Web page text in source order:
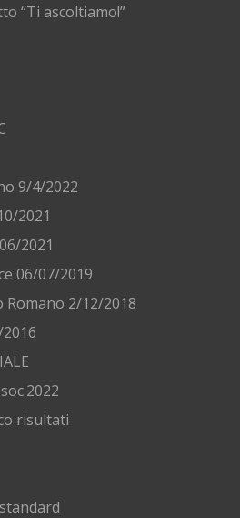
“Ti ascoltiamo!”
9/4/2022
2021
2021
06/07/2019
2/12/2018
risultati